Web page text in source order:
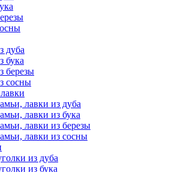
дуба
бука
березы
сосны
лавки из дуба
лавки из бука
лавки из березы
лавки из сосны
из дуба
из бука